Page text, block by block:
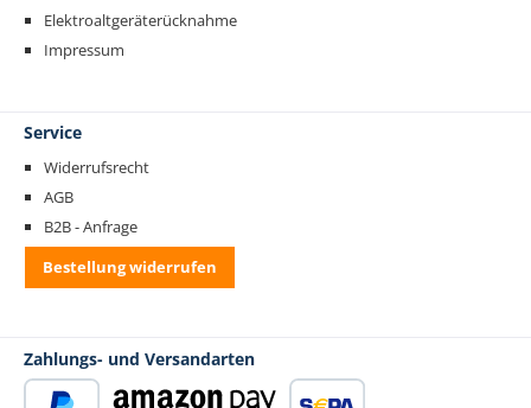
Elektroaltgeräterücknahme
Impressum
Service
Widerrufsrecht
AGB
B2B - Anfrage
Bestellung widerrufen
Zahlungs- und Versandarten